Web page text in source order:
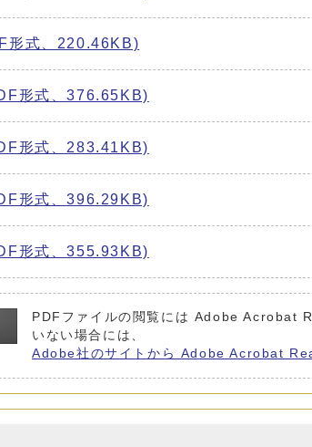
形式、220.46KB)
形式、376.65KB)
形式、283.41KB)
形式、396.29KB)
形式、355.93KB)
PDFファイルの閲覧には Adobe Acrobat
いない場合には、
Adobe社のサイトから Adobe Acrobat